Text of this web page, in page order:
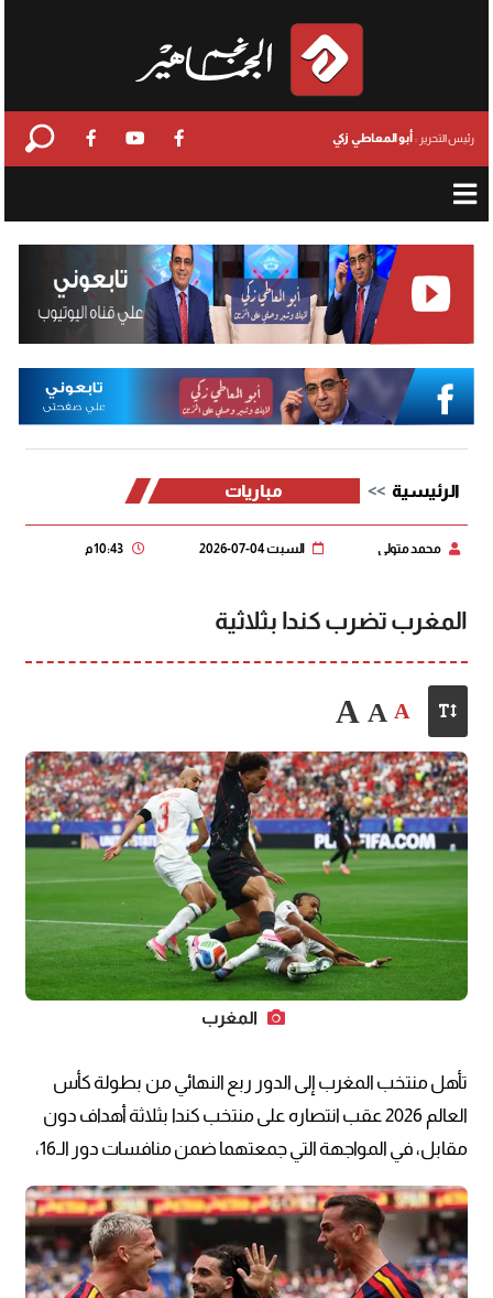
رئيس التحرير : أبو المعاطي زكي
الرئيسية مباريات
محمد متولي السبت 04-07-2026 10:43 م
المغرب تضرب كندا بثلاثية
A
A
A
المغرب
تأهل منتخب المغرب إلى الدور ربع النهائي من بطولة كأس
العالم 2026 عقب انتصاره على منتخب كندا بثلاثة أهداف دون
مقابل، في المواجهة التي جمعتهما ضمن منافسات دور الـ16،